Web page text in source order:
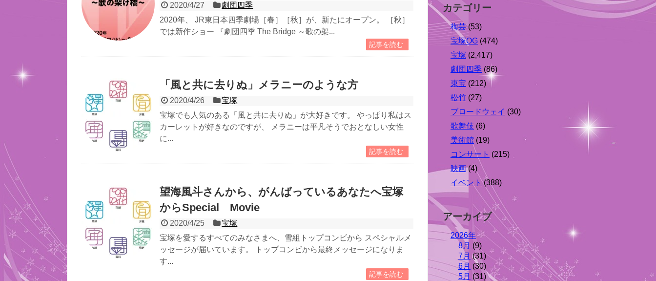
2020/4/27
劇団四季
2020年、 JR東日本四季劇場［春］［秋］が、新たにオープン。 ［秋］
では新作ショー 『劇団四季 The Bridge ～歌の架...
記事を読む
「風と共に去りぬ」メラニーのような方
2020/4/26
宝塚
宝塚でも人気のある「風と共に去りぬ」が大好きです。 やっぱり私はス
カーレットが好きなのですが、 メラニーは平凡そうでおとなしい女性
に...
記事を読む
望海風斗さんから、がんばっているあなたへ宝塚
からSpecial Movie
2020/4/25
宝塚
宝塚を愛するすべてのみなさまへ、雪組トップコンビから スペシャルメ
ッセージが届いています。 トップコンビから最終メッセージになりま
す...
記事を読む
カテゴリー
梅芸(53)
宝塚OG (474)
宝塚 (2,417)
劇団四季 (86)
東宝 (212)
松竹 (27)
ブロードウェイ (30)
歌舞伎 (6)
美術館 (19)
コンサート (215)
映画(4)
イベント(388)
アーカイブ
2026年
8月 (9)
7月 (31)
6月 (30)
5月 (31)